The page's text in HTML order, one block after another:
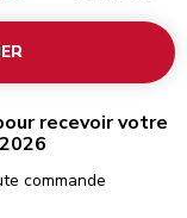
recevoir votre
commande